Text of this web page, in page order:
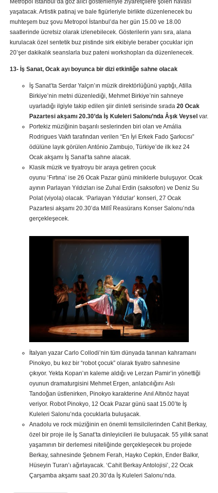
Metropol İstanbul’da göz alıcı gösterileriyle ziyaretçilere şölen havası
yaşatacak. Artistik patinaj ve bale figürleriyle birlikte düzenlenecek bu
muhteşem buz şovu Metropol İstanbul’da her gün 15.00 ve 18.00
saatlerinde ücretsiz olarak izlenebilecek. Gösterilerin yanı sıra, alana
kurulacak özel sentetik buz pistinde sirk ekibiyle beraber çocuklar için
20’şer dakikalık seanslarla buz pateni workshopları da düzenlenecek.
13- İş Sanat, Ocak ayı boyunca bir dizi etkinliğe sahne olacak
İş Sanat’ta Serdar Yalçın’ın müzik direktörlüğünü yaptığı, Atilla
Birkiye’nin metni düzenlediği, Mehmet Birkiye’nin sahneye
uyarladığı ilgiyle takip edilen şiir dinleti serisinde sırada 20 Ocak
Pazartesi akşamı 20.30’da İş Kuleleri Salonu’nda Âşık Veysel var.
Portekiz müziğinin başarılı seslerinden biri olan ve Amália
Rodrigues Vakfı tarafından verilen “En İyi Erkek Fado Şarkıcısı”
ödülüne layık görülen António Zambujo, Türkiye’de ilk kez 24
Ocak akşamı İş Sanat’ta sahne alacak.
Klasik müzik ve tiyatroyu bir araya getiren çocuk
oyunu ‘Fırtına’ ise 26 Ocak Pazar günü miniklerle buluşuyor. Ocak
ayının Parlayan Yıldızları ise Zuhal Erdin (saksofon) ve Deniz Su
Polat (viyola) olacak. ‘Parlayan Yıldızlar’ konseri, 27 Ocak
Pazartesi akşamı 20.30’da Millî Reasürans Konser Salonu’nda
gerçekleşecek.
İtalyan yazar Carlo Collodi’nin tüm dünyada tanınan kahramanı
Pinokyo, bu kez bir “robot çocuk” olarak tiyatro sahnesine
çıkıyor. Yekta Kopan’ın kaleme aldığı ve Lerzan Pamir’in yönettiği
oyunun dramaturgisini Mehmet Ergen, anlatıcılığını Aslı
Tandoğan üstlenirken, Pinokyo karakterine Anıl Altınöz hayat
veriyor. Robot Pinokyo, 12 Ocak Pazar günü saat 15.00’te İş
Kuleleri Salonu’nda çocuklarla buluşacak.
Anadolu ve rock müziğinin en önemli temsilcilerinden Cahit Berkay,
özel bir proje ile İş Sanat’ta dinleyicileri ile buluşacak. 55 yıllık sanat
yaşamının bir derlemesi niteliğinde gerçekleşecek bu projede
Berkay, sahnesinde Şebnem Ferah, Hayko Cepkin, Ender Balkır,
Hüseyin Turan’ı ağırlayacak. ‘Cahit Berkay Antolojisi’, 22 Ocak
Çarşamba akşamı saat 20.30’da İş Kuleleri Salonu’nda.